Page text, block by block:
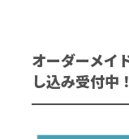
オーダーメイ
し込み受付中！